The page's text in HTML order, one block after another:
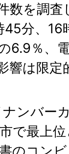
数を調
分、16
6.9％、
響は限
ンバー
で最上